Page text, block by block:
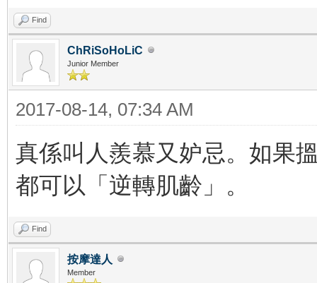
Find
ChRiSoHoLiC
Junior Member
2017-08-14, 07:34 AM
真係叫人羨慕又妒忌。如果
都可以「逆轉肌齡」。
Find
按摩達人
Member